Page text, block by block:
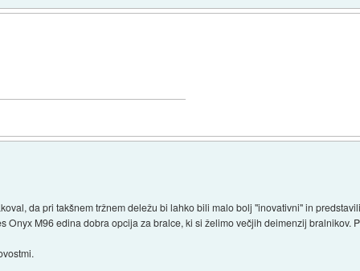
da pri takšnem tržnem deležu bi lahko bili malo bolj "inovativni" in
Onyx M96 edina dobra opcija za bralce, ki si želimo večjih deimenzij bralnikov.